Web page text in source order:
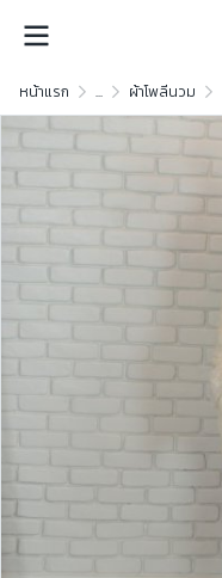
หน้าแรก ... ผ้าโพลีนวม